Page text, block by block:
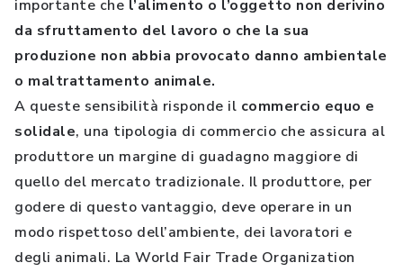
importante che l’alimento o l’oggetto non derivino
da sfruttamento del lavoro o che la sua
produzione non abbia provocato danno ambientale
o maltrattamento animale.
A queste sensibilità risponde il commercio equo e
solidale, una tipologia di commercio che assicura al
produttore un margine di guadagno maggiore di
quello del mercato tradizionale. Il produttore, per
godere di questo vantaggio, deve operare in un
modo rispettoso dell’ambiente, dei lavoratori e
degli animali. La World Fair Trade Organization